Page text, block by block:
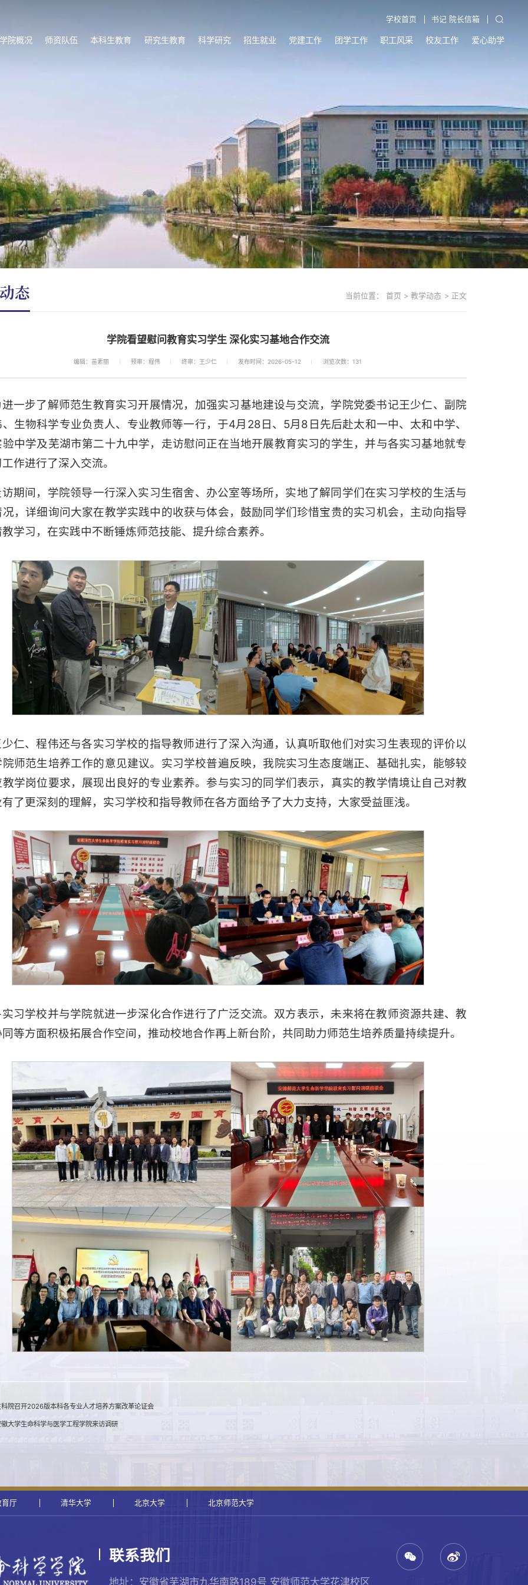
学校首页 书记 院长信箱
学院概况 师资队伍 本科生教育 研究生教育 科学研究 招生就业 党建工作 团学工作 职工风采 校友工作 爱心助学
态 当前位置： 首页 > 教学动态 > 正文
学院看望慰问教育实习学生 深化实习基地合作交流
编辑：苗素丽 预审：程伟 终审：王少仁 发布时间：2026-05-12 浏览次数： 131
进一步了解师范生教育实习开展情况，加强实习基地建设与交流，学院党委书记王少仁、副院
、生物科学专业负责人、专业教师等一行，于4月28日、5月8日先后赴太和一中、太和中学、
验中学及芜湖市第二十九中学，走访慰问正在当地开展教育实习的学生，并与各实习基地就专
作进行了深入交流。
访期间，学院领导一行深入实习生宿舍、办公室等场所，实地了解同学们在实习学校的生活与
况，详细询问大家在教学实践中的收获与体会，鼓励同学们珍惜宝贵的实习机会，主动向指导
学习，在实践中不断锤炼师范技能、提升综合素养。
少仁、程伟还与各实习学校的指导教师进行了深入沟通，认真听取他们对实习生表现的评价以
院师范生培养工作的意见建议。实习学校普遍反映，我院实习生态度端正、基础扎实，能够较
学岗位要求，展现出良好的专业素养。参与实习的同学们表示，真实的教学情境让自己对教
了更深刻的理解，实习学校和指导教师在各方面给予了大力支持，大家受益匪浅。
习学校并与学院就进一步深化合作进行了广泛交流。双方表示，未来将在教师资源共建、教
等方面积极拓展合作空间，推动校地合作再上新台阶，共同助力师范生培养质量持续提升。
院召开2026版本科各专业人才培养方案改革论证会
大学生命科学与医学工程学院来访调研
育厅 清华大学 北京大学 北京师范大学
联系我们
地址：安徽省芜湖市九华南路189号 安徽师范大学花津校区